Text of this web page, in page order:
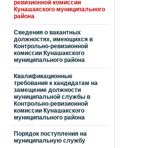
ревизионной комиссии
Кунашакского муниципального
района
Сведения о вакантных
должностях, имеющихся в
Контрольно-ревизионной
комиссии Кунашакского
муниципального района
Квалификационные
требования к кандидатам на
замещение должности
муниципальной службы в
Контрольно-ревизионной
комиссии Кунашакского
муниципального района
Порядок поступления на
муниципальную службу